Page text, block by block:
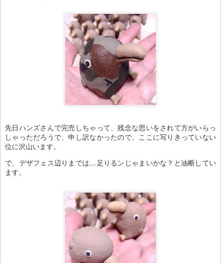
先日ハンズさんで完売しちゃって、残念な思いをされて方がいらっ
しゃっただろうで、申し訳なかったので、ここに写りきっていない
位に沢山います。
で、デザフェス辺りまでは…足りるンじゃまいかな？と油断してい
ます。